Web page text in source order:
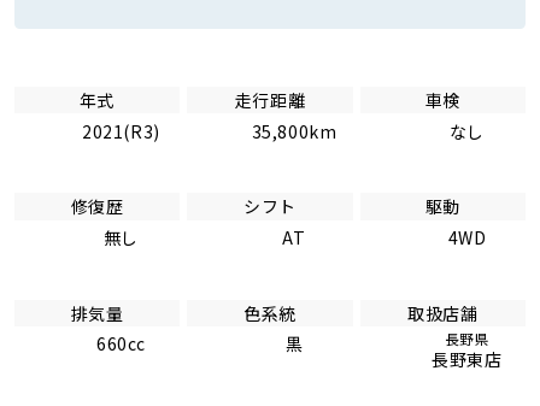
年式
2021(R3)
走行距離
35,800km
車検
なし
修復歴
無し
シフト
AT
駆動
4WD
排気量
660cc
色系統
黒
取扱店舗
長野県
長野東店